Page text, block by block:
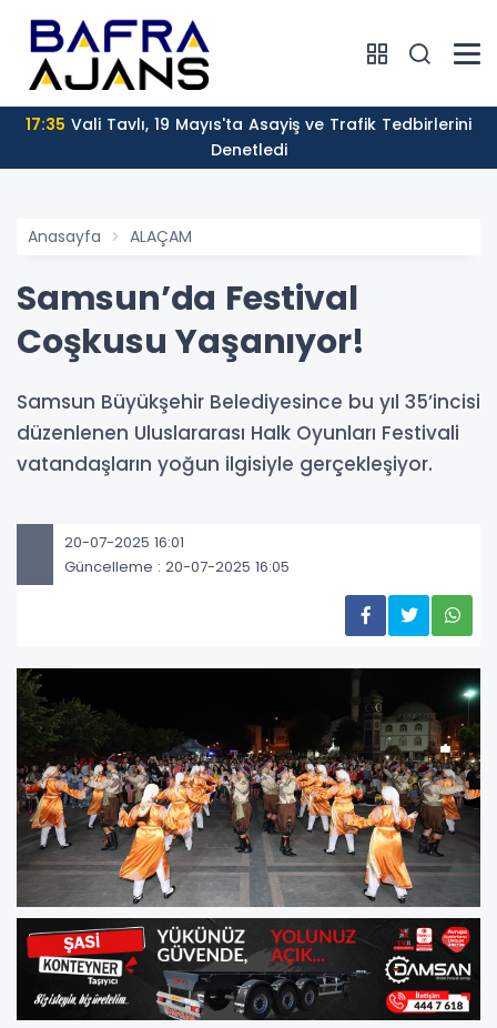
17:30Belediye Meclisi Ağustos Ayı Olağan Toplantısı
Anasayfa ALAÇAM
Samsun’da Festival
Coşkusu Yaşanıyor!
Samsun Büyükşehir Belediyesince bu yıl 35’incisi
düzenlenen Uluslararası Halk Oyunları Festivali
vatandaşların yoğun ilgisiyle gerçekleşiyor.
20-07-2025 16:01
Güncelleme : 20-07-2025 16:05